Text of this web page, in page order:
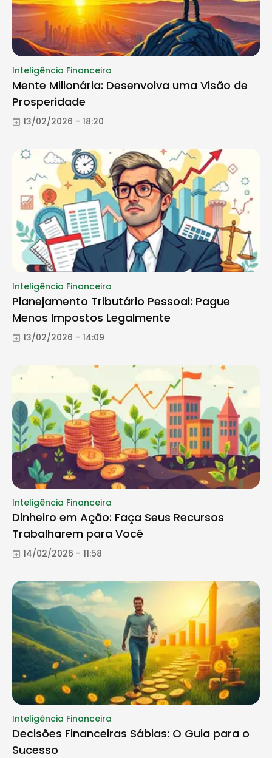
Inteligência Financeira
Mente Milionária: Desenvolva uma Visão de
Prosperidade
13/02/2026 - 18:20
Inteligência Financeira
Planejamento Tributário Pessoal: Pague
Menos Impostos Legalmente
13/02/2026 - 14:09
Inteligência Financeira
Dinheiro em Ação: Faça Seus Recursos
Trabalharem para Você
14/02/2026 - 11:58
Inteligência Financeira
Decisões Financeiras Sábias: O Guia para o
Sucesso